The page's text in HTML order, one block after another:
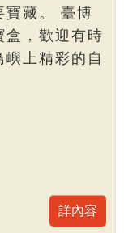
寶藏。 臺博
盒，歡迎有時
上精彩的自